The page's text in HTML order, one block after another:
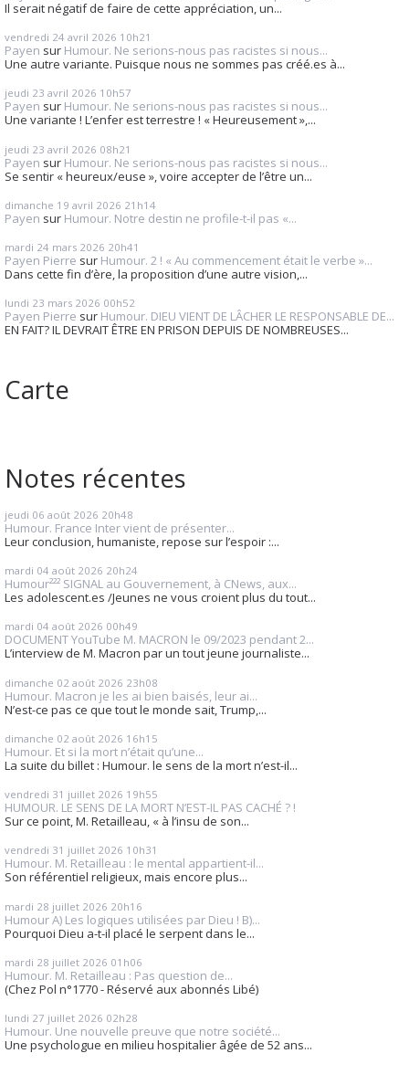
Il serait négatif de faire de cette appréciation, un...
vendredi 24 avril 2026 10h21
Payen sur Humour. Ne serions-nous pas racistes si nous...
Une autre variante. Puisque nous ne sommes pas créé.es à...
jeudi 23 avril 2026 10h57
Payen sur Humour. Ne serions-nous pas racistes si nous...
Une variante ! L’enfer est terrestre ! « Heureusement »,...
jeudi 23 avril 2026 08h21
Payen sur Humour. Ne serions-nous pas racistes si nous...
Se sentir « heureux/euse », voire accepter de l’être un...
dimanche 19 avril 2026 21h14
Payen sur Humour. Notre destin ne profile-t-il pas «...
mardi 24 mars 2026 20h41
Payen Pierre sur Humour. 2 ! « Au commencement était le verbe »...
Dans cette fin d’ère, la proposition d’une autre vision,...
lundi 23 mars 2026 00h52
Payen Pierre sur Humour. DIEU VIENT DE LÂCHER LE RESPONSABLE DE...
EN FAIT? IL DEVRAIT ÊTRE EN PRISON DEPUIS DE NOMBREUSES...
Carte
Notes récentes
jeudi 06 août 2026 20h48
Humour. France Inter vient de présenter...
Leur conclusion, humaniste, repose sur l’espoir :...
mardi 04 août 2026 20h24
Humour²²² SIGNAL au Gouvernement, à CNews, aux...
Les adolescent.es /Jeunes ne vous croient plus du tout...
mardi 04 août 2026 00h49
DOCUMENT YouTube M. MACRON le 09/2023 pendant 2...
L’interview de M. Macron par un tout jeune journaliste...
dimanche 02 août 2026 23h08
Humour. Macron je les ai bien baisés, leur ai...
N’est-ce pas ce que tout le monde sait, Trump,...
dimanche 02 août 2026 16h15
Humour. Et si la mort n’était qu’une...
La suite du billet : Humour. le sens de la mort n’est-il...
vendredi 31 juillet 2026 19h55
HUMOUR. LE SENS DE LA MORT N’EST-IL PAS CACHÉ ? !
Sur ce point, M. Retailleau, « à l’insu de son...
vendredi 31 juillet 2026 10h31
Humour. M. Retailleau : le mental appartient-il...
Son référentiel religieux, mais encore plus...
mardi 28 juillet 2026 20h16
Humour A) Les logiques utilisées par Dieu ! B)...
Pourquoi Dieu a-t-il placé le serpent dans le...
mardi 28 juillet 2026 01h06
Humour. M. Retailleau : Pas question de...
(Chez Pol n°1770 - Réservé aux abonnés Libé)
lundi 27 juillet 2026 02h28
Humour. Une nouvelle preuve que notre société...
Une psychologue en milieu hospitalier âgée de 52 ans...